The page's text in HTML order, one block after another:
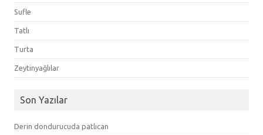
Sufle
Tatlı
Turta
Zeytinyağlılar
Son Yazılar
Derin dondurucuda patlıcan